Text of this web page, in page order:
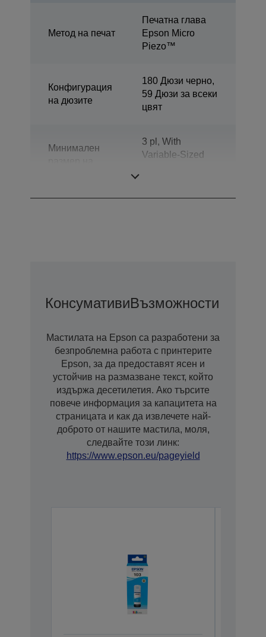
Метод на печат
Печатна глава
Epson Micro
Piezo™
Конфигурация
на дюзите
180 Дюзи черно,
59 Дюзи за всеки
цвят
Минимален
3 pl, With
Variable-Sized
КонсумативиВъзможности За
Мастилата на Epson са разработени за
безпроблемна работа с принтерите
Epson, за да предоставят ясен и
устойчив на размазване текст, който
издържа десетилетия. Ако търсите
повече информация за капацитета на
страницата и как да извлечете най-
доброто от нашите мастила, моля,
следвайте този линк:
https://www.epson.eu/pageyield